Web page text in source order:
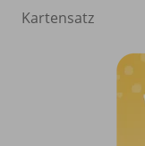
Kartensatz